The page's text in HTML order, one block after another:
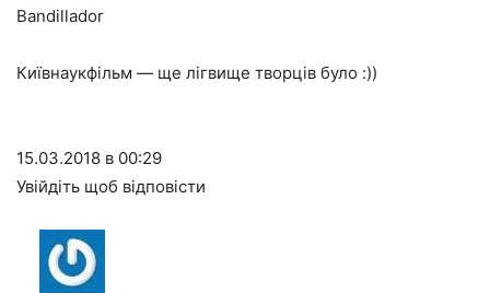
Bandillador
Київнаукфільм — ще лігвище творців було :))
15.03.2018 в 00:29
Увійдіть щоб відповісти